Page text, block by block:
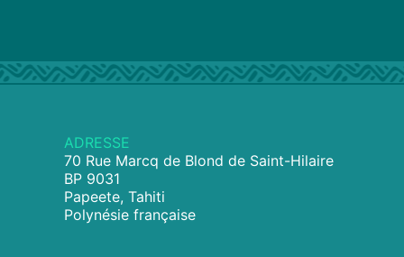
ADRESSE
70 Rue Marcq de Blond de Saint-Hilaire
BP 9031
Papeete, Tahiti
Polynésie française